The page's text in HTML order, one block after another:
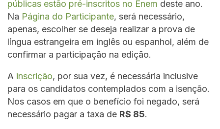
públicas estão pré-inscritos no Enem deste ano.
Na Página do Participante, será necessário,
apenas, escolher se deseja realizar a prova de
língua estrangeira em inglês ou espanhol, além de
confirmar a participação na edição.
A inscrição, por sua vez, é necessária inclusive
para os candidatos contemplados com a isenção.
Nos casos em que o benefício foi negado, será
necessário pagar a taxa de R$ 85.